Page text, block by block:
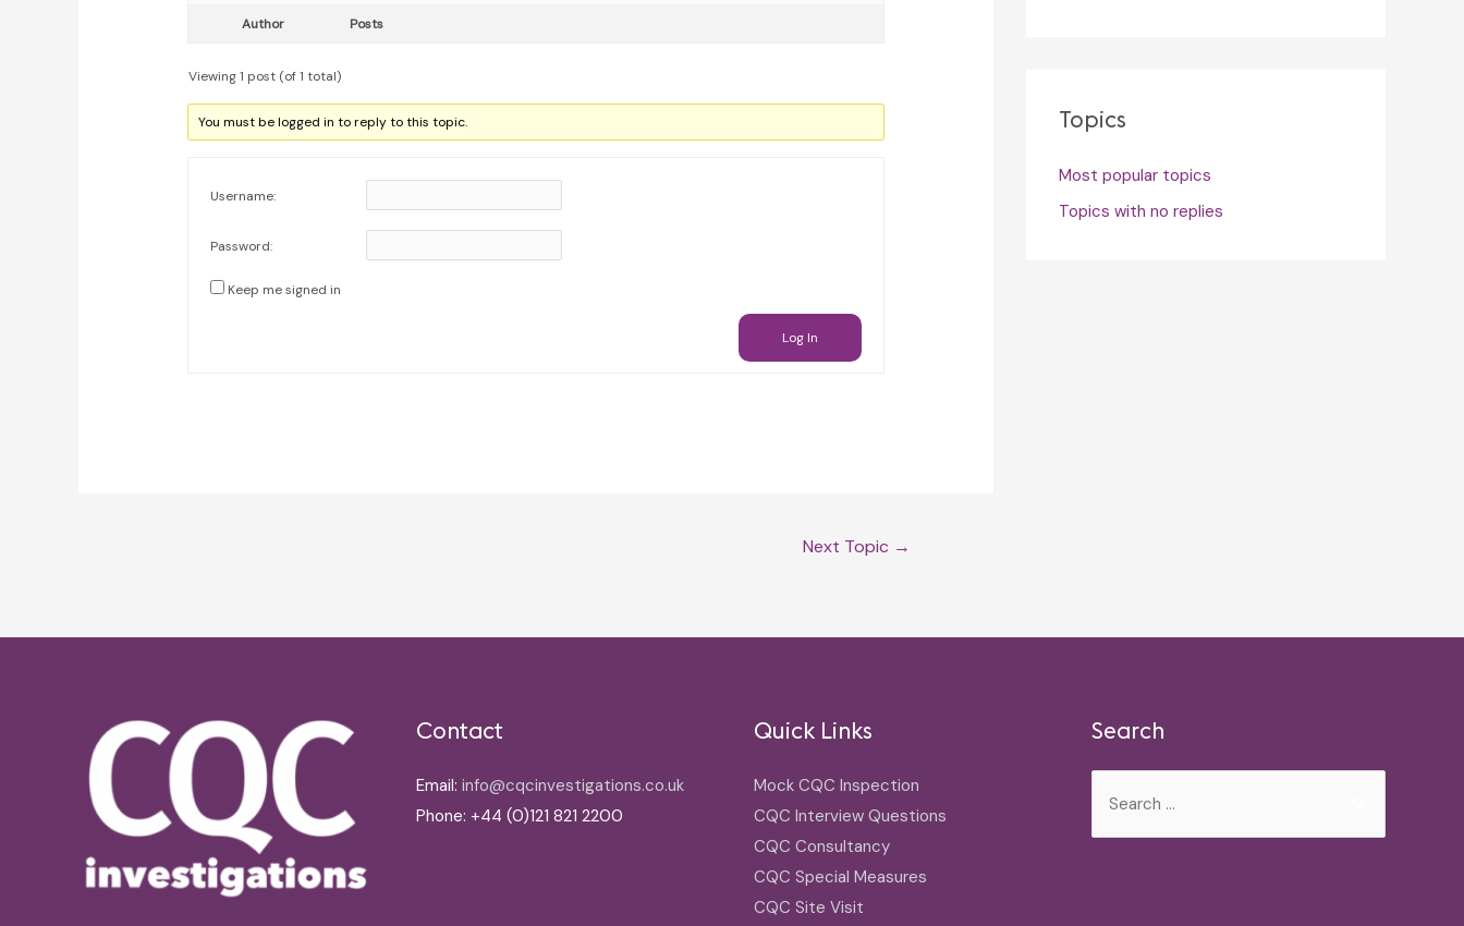
Author Posts
Viewing 1 post (of 1 total)
You must be logged in to reply to this topic.
Username:
Password:
Keep me signed in
Log In
Next Topic →
Topics
Most popular topics
Topics with no replies
Contact
Email: info@cqcinvestigations.co.uk
Phone: +44 (0)121 821 2200
Quick Links
Mock CQC Inspection
CQC Interview Questions
CQC Consultancy
CQC Special Measures
CQC Site Visit
Search
for: